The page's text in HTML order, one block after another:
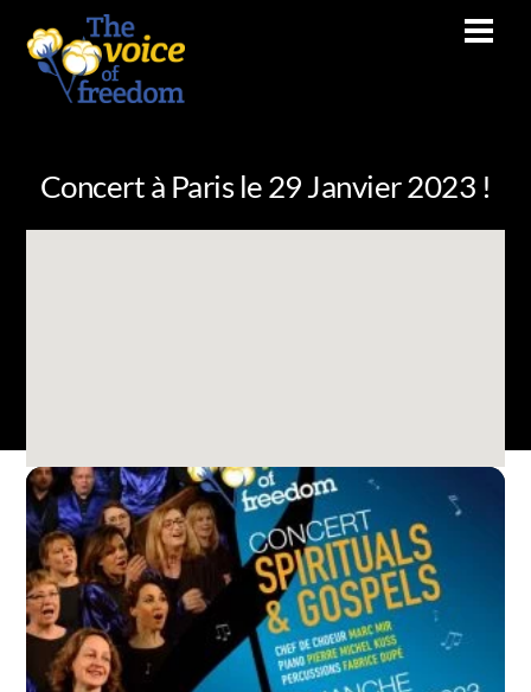
content
Concert à Paris le 29 Janvier 2023 !